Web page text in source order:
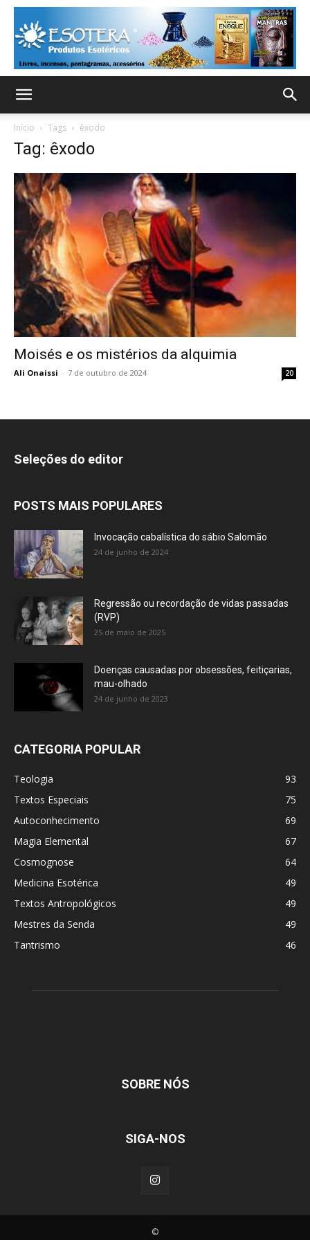
Início Tags êxodo
Tag: êxodo
Moisés e os mistérios da alquimia
Ali Onaissi - 7 de outubro de 2024 20
Seleções do editor
POSTS MAIS POPULARES
Invocação cabalística do sábio Salomão
24 de junho de 2024
Regressão ou recordação de vidas passadas
(RVP)
25 de maio de 2025
Doenças causadas por obsessões, feitiçarias,
mau-olhado
24 de junho de 2023
CATEGORIA POPULAR
Teologia
93
Textos Especiais
75
Autoconhecimento
69
Magia Elemental
67
Cosmognose
64
Medicina Esotérica
49
Textos Antropológicos
49
Mestres da Senda
49
Tantrismo
46
SOBRE NÓS
SIGA-NOS
©